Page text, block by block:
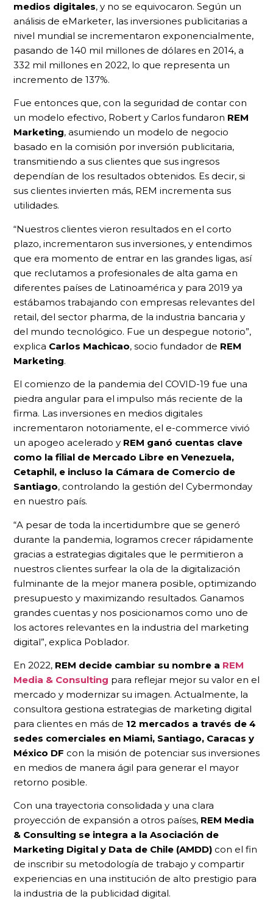
medios digitales, y no se equivocaron. Según un
análisis de eMarketer, las inversiones publicitarias a
nivel mundial se incrementaron exponencialmente,
pasando de 140 mil millones de dólares en 2014, a
332 mil millones en 2022, lo que representa un
incremento de 137%.
Fue entonces que, con la seguridad de contar con
un modelo efectivo, Robert y Carlos fundaron REM
Marketing, asumiendo un modelo de negocio
basado en la comisión por inversión publicitaria,
transmitiendo a sus clientes que sus ingresos
dependían de los resultados obtenidos. Es decir, si
sus clientes invierten más, REM incrementa sus
utilidades.
“Nuestros clientes vieron resultados en el corto
plazo, incrementaron sus inversiones, y entendimos
que era momento de entrar en las grandes ligas, así
que reclutamos a profesionales de alta gama en
diferentes países de Latinoamérica y para 2019 ya
estábamos trabajando con empresas relevantes del
retail, del sector pharma, de la industria bancaria y
del mundo tecnológico. Fue un despegue notorio”,
explica Carlos Machicao, socio fundador de REM
Marketing.
El comienzo de la pandemia del COVID-19 fue una
piedra angular para el impulso más reciente de la
firma. Las inversiones en medios digitales
incrementaron notoriamente, el e-commerce vivió
un apogeo acelerado y REM ganó cuentas clave
como la filial de Mercado Libre en Venezuela,
Cetaphil, e incluso la Cámara de Comercio de
Santiago, controlando la gestión del Cybermonday
en nuestro país.
“A pesar de toda la incertidumbre que se generó
durante la pandemia, logramos crecer rápidamente
gracias a estrategias digitales que le permitieron a
nuestros clientes surfear la ola de la digitalización
fulminante de la mejor manera posible, optimizando
presupuesto y maximizando resultados. Ganamos
grandes cuentas y nos posicionamos como uno de
los actores relevantes en la industria del marketing
digital”, explica Poblador.
En 2022, REM decide cambiar su nombre a REM
Media & Consulting para reflejar mejor su valor en el
mercado y modernizar su imagen. Actualmente, la
consultora gestiona estrategias de marketing digital
para clientes en más de 12 mercados a través de 4
sedes comerciales en Miami, Santiago, Caracas y
México DF con la misión de potenciar sus inversiones
en medios de manera ágil para generar el mayor
retorno posible.
Con una trayectoria consolidada y una clara
proyección de expansión a otros países, REM Media
& Consulting se integra a la Asociación de
Marketing Digital y Data de Chile (AMDD) con el fin
de inscribir su metodología de trabajo y compartir
experiencias en una institución de alto prestigio para
la industria de la publicidad digital.